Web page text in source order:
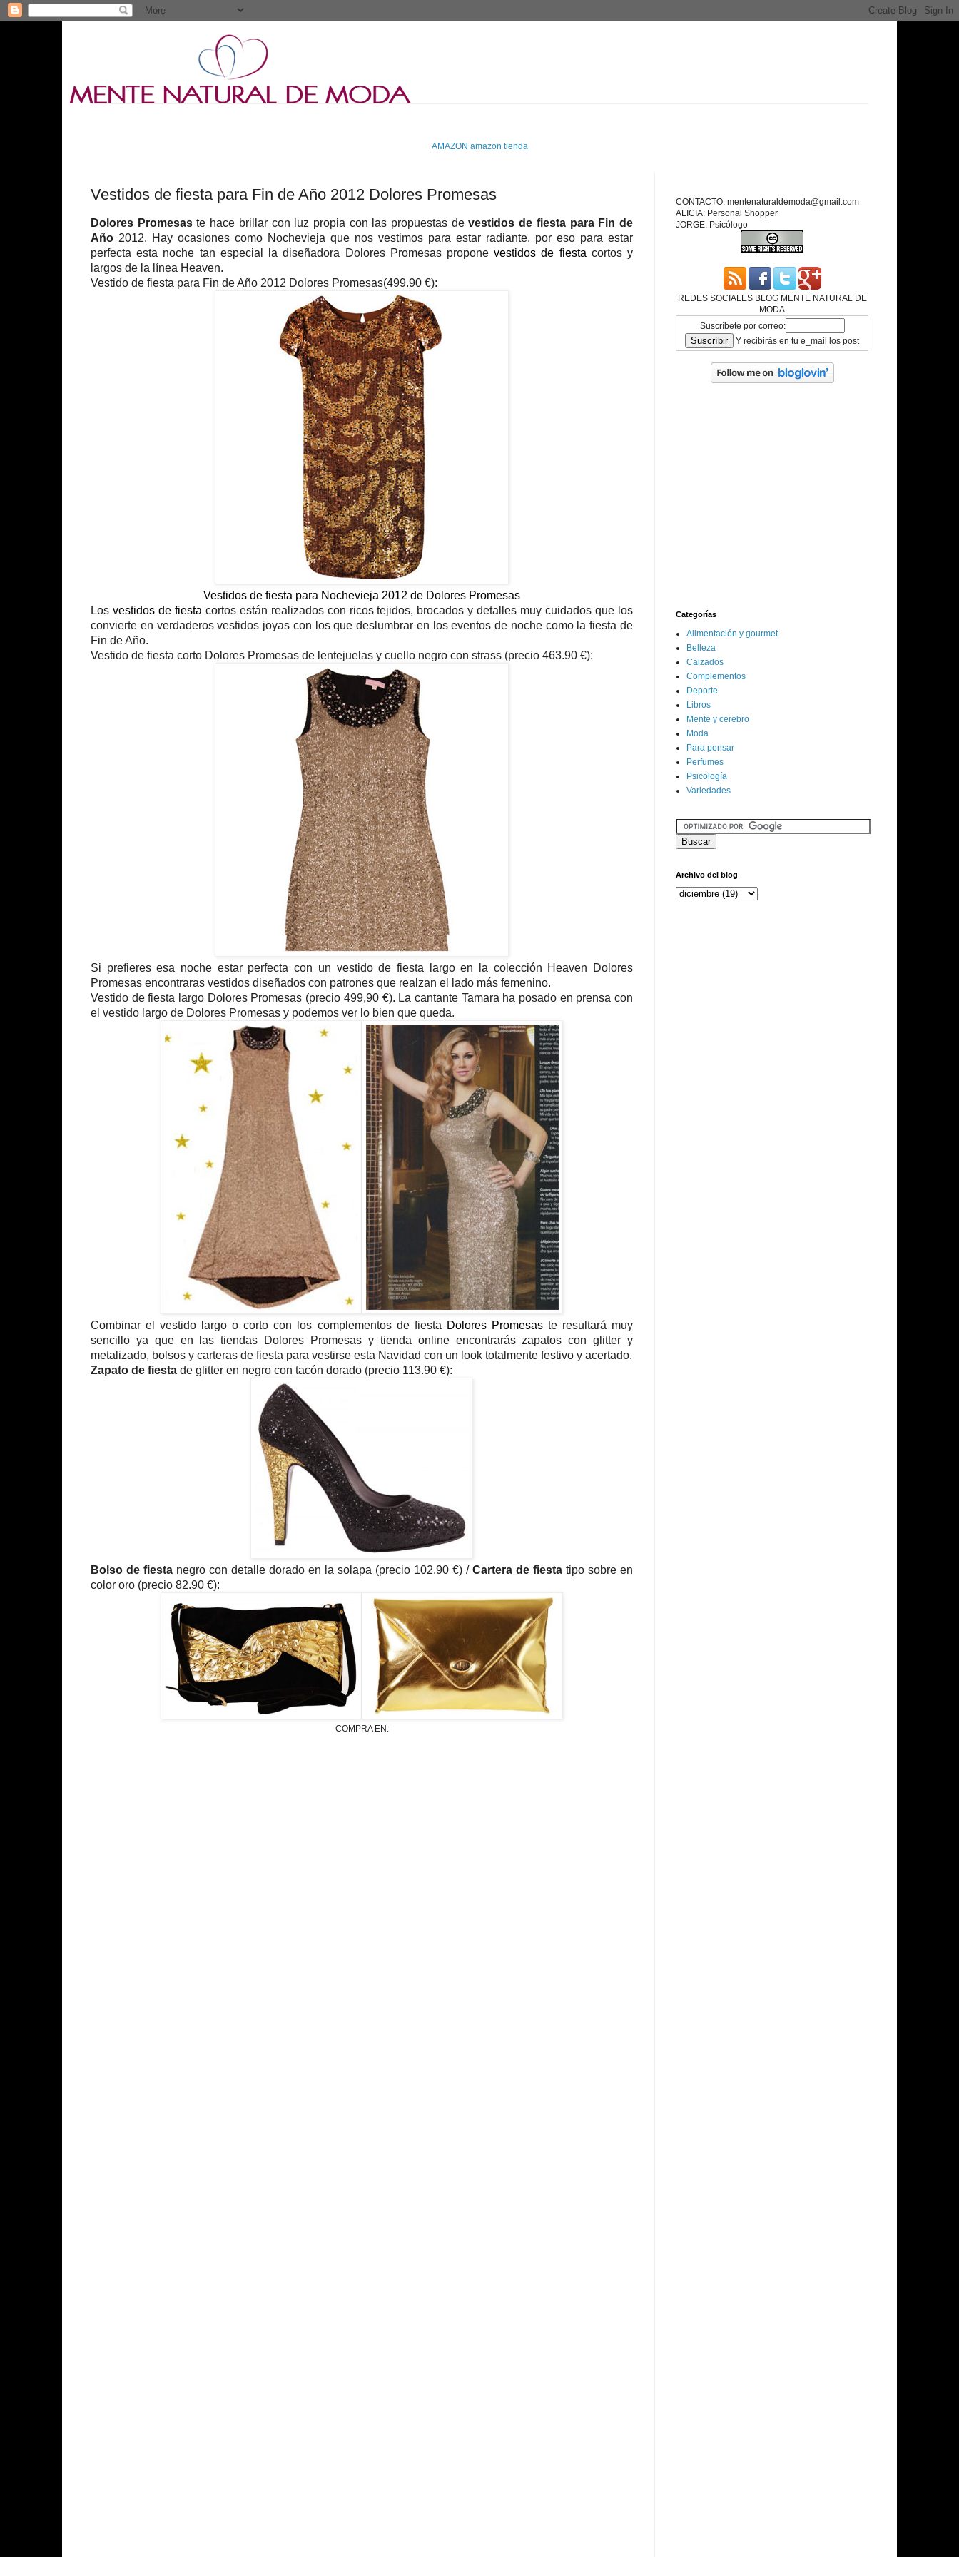
AMAZON amazon tienda
Vestidos de fiesta para Fin de Año 2012 Dolores Promesas
Dolores Promesaste hace brillar con luz propia con las propuestas devestidos de fiesta para Fin de
Año 2012. Hay ocasiones como Nochevieja que nos vestimos para estar radiante, por eso para estar
perfecta esta noche tan especial la diseñadora Dolores Promesas proponevestidos de fiesta cortos y
largos de la línea Heaven.
Vestido de fiesta para Fin de Año 2012 Dolores Promesas(499.90 €):
Vestidos de fiesta para Nochevieja 2012 de Dolores Promesas
Los vestidos de fiesta cortos están realizados con ricos tejidos, brocados y detalles muy cuidados que los
convierte en verdaderos vestidos joyas con los que deslumbrar en los eventos de noche como la fiesta de
Fin de Año.
Vestido de fiesta corto Dolores Promesas de lentejuelas y cuello negro con strass (precio 463.90 €):
Si prefieres esa noche estar perfecta con un vestido de fiesta largo en la colección Heaven Dolores
Promesas encontraras vestidos diseñados con patrones que realzan el lado más femenino.
Vestido de fiesta largo Dolores Promesas (precio 499,90 €). La cantante Tamara ha posado en prensa con
el vestido largo de Dolores Promesas y podemos ver lo bien que queda.
Combinar el vestido largo o corto con los complementos de fiesta Dolores Promesaste resultará muy
sencillo ya que en las tiendas Dolores Promesas y tienda online encontrarás zapatos con glitter y
metalizado, bolsos y carteras de fiesta para vestirse esta Navidad con un look totalmente festivo y acertado.
Zapato de fiesta de glitter en negro con tacón dorado (precio 113.90 €):
Bolso de fiesta negro con detalle dorado en la solapa (precio 102.90 €) / Cartera de fiesta tipo sobre en
color oro (precio 82.90 €):
COMPRA EN:
CONTACTO: mentenaturaldemoda@gmail.com
ALICIA: Personal Shopper
JORGE: Psicólogo
REDES SOCIALES BLOG MENTE NATURAL DE
MODA
Suscríbete por correo:
Y recibirás en tu e_mail los post
Categorías
Alimentación y gourmet
Belleza
Calzados
Complementos
Deporte
Libros
Mente y cerebro
Moda
Para pensar
Perfumes
Psicología
Variedades
Archivo del blog